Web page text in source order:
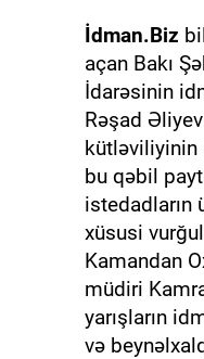
İdman.Biz
açan Bakı
İdarəsinin
Rəşad
kütləviliyinin
bu qəbil
istedadların
xüsusi
Kamandan
müdiri
yarışların
və